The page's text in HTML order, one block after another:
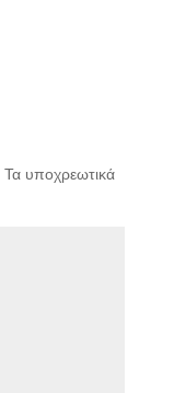
Τα υποχρεωτικά